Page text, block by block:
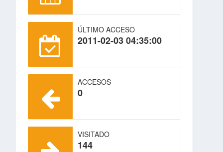
ÚLTIMO ACCESO
2011-02-03 04:35:00
ACCESOS
0
VISITADO
144